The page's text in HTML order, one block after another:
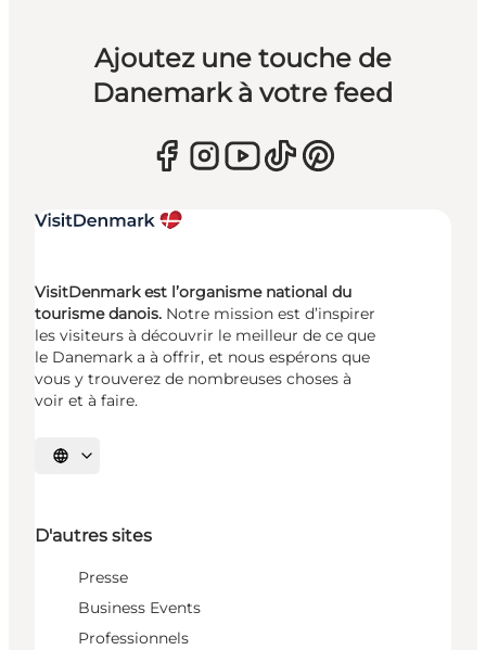
Ajoutez une touche de
Danemark à votre feed
VisitDenmark est l’organisme national du
tourisme danois. Notre mission est d’inspirer
les visiteurs à découvrir le meilleur de ce que
le Danemark a à offrir, et nous espérons que
vous y trouverez de nombreuses choses à
voir et à faire.
Choisissez la langue
D'autres sites
Presse
Business Events
Professionnels